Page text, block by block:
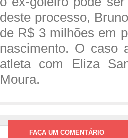
deste processo,
de R$ 3 milhões em
nascimento. O caso
atleta com Eliza
Moura.
FAÇA UM COMENTÁRIO